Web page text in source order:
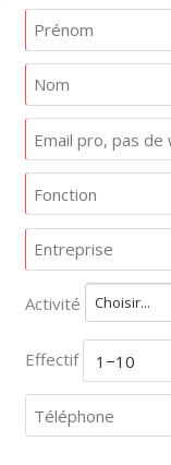
Activité Choisir...
Effectif